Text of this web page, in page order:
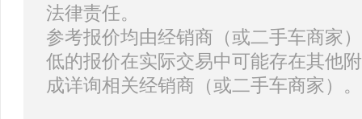
法律责任。
参考报价均由经销商（或二手车商家
低的报价在实际交易中可能存在其他
成详询相关经销商（或二手车商家）。